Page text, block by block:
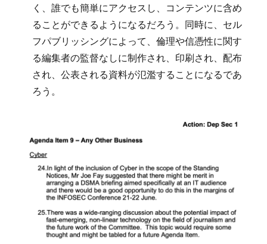
く、誰でも簡単にアクセスし、コンテンツに含め
ることができるようになるだろう。同時に、セル
フパブリッシングによって、倫理や信憑性に関す
る編集者の監督なしに制作され、印刷され、配布
され、公表される資料が氾濫することになるであ
ろう。